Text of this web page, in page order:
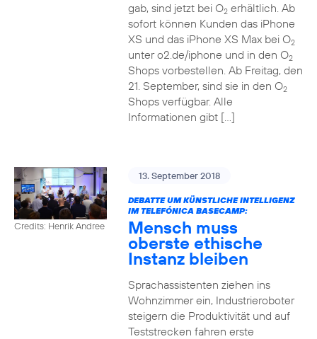
gab, sind jetzt bei O2erhältlich. Ab
sofort können Kunden das iPhone
XS und das iPhone XS Max bei O2
unter o2.de/iphone und in den O2
Shops vorbestellen. Ab Freitag, den
21. September, sind sie in den O2
Shops verfügbar. Alle
Informationen gibt […]
Credits: Henrik Andree
13. September 2018
DEBATTE UM KÜNSTLICHE INTELLIGENZ
IM TELEFÓNICA BASECAMP:
Mensch muss
oberste ethische
Instanz bleiben
Sprachassistenten ziehen ins
Wohnzimmer ein, Industrieroboter
steigern die Produktivität und auf
Teststrecken fahren erste